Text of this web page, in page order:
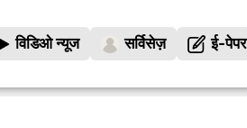
विडिओ न्यूज सर्विसेज़ ई-पेपर